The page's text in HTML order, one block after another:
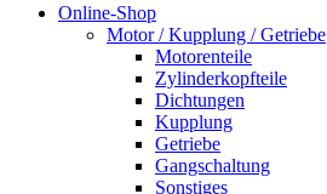
Online-Shop
Motor / Kupplung / Getriebe
Motorenteile
Zylinderkopfteile
Dichtungen
Kupplung
Getriebe
Gangschaltung
Sonstiges